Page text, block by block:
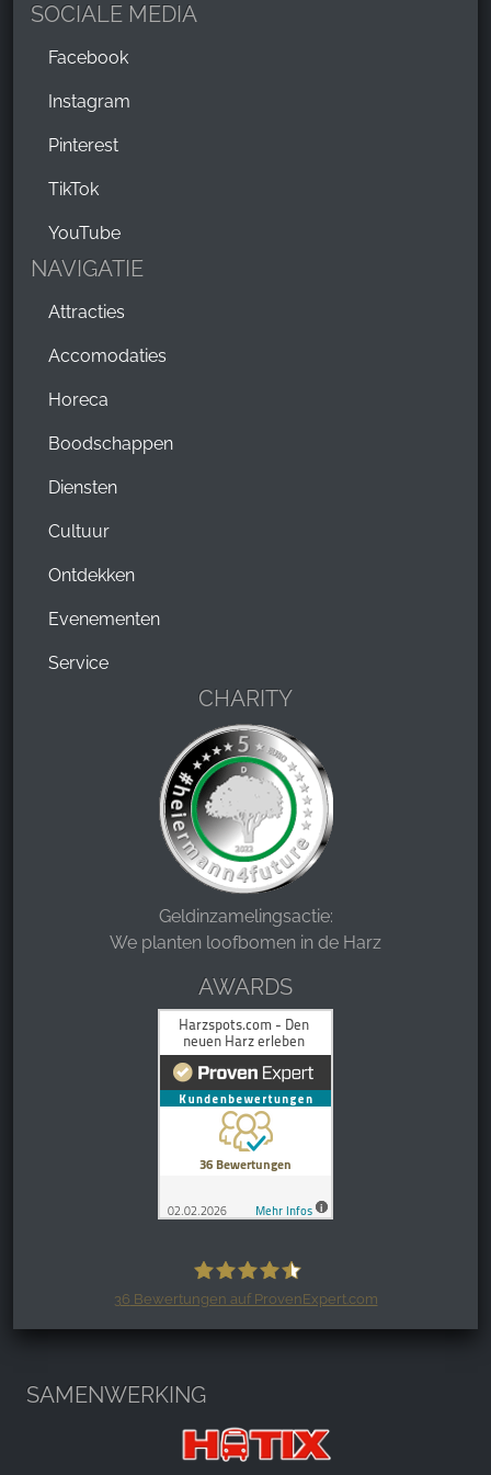
SOCIALE MEDIA
Facebook
Instagram
Pinterest
TikTok
YouTube
NAVIGATIE
Attracties
Accomodaties
Horeca
Boodschappen
Diensten
Cultuur
Ontdekken
Evenementen
Service
CHARITY
Geldinzamelingsactie:
We planten loofbomen in de Harz
AWARDS
36 Bewertungen auf ProvenExpert.com
SAMENWERKING